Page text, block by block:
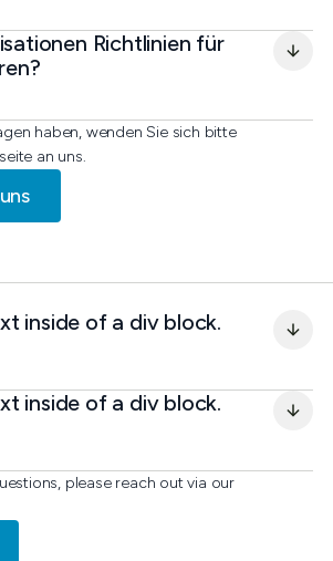
haben, wenden Sie sich bitte
an uns.
Richtlinien für
please reach out via our
inside of a div block.
inside of a div block.